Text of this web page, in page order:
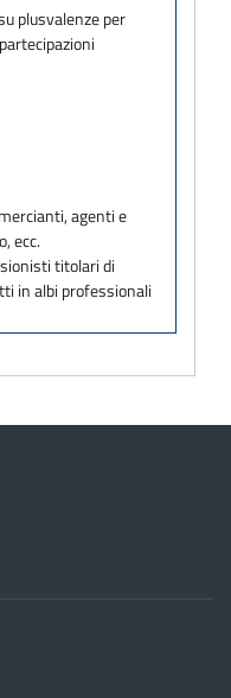
plusvalenze per
agenti e
ecc.
titolari di
in albi professionali